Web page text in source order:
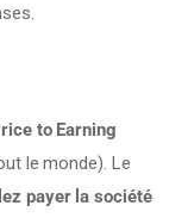
to Earning
le monde). Le
payer la société